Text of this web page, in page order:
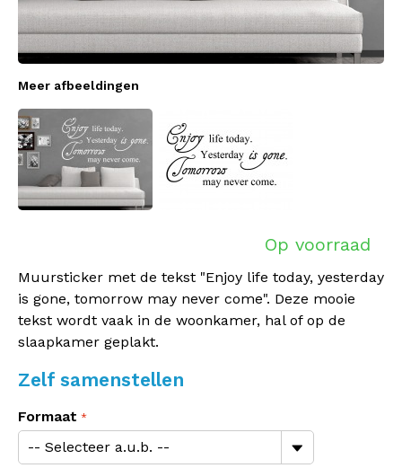
Meer afbeeldingen
Op voorraad
Muursticker met de tekst "Enjoy life today, yesterday
is gone, tomorrow may never come". Deze mooie
tekst wordt vaak in de woonkamer, hal of op de
slaapkamer geplakt.
Zelf samenstellen
Formaat